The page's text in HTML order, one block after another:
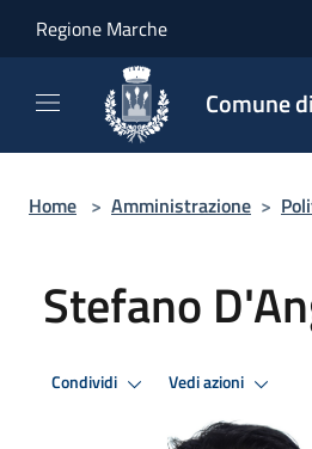
Regione Marche
Comune
Home > Amministrazione >
Stefano
Condividi Vedi azioni